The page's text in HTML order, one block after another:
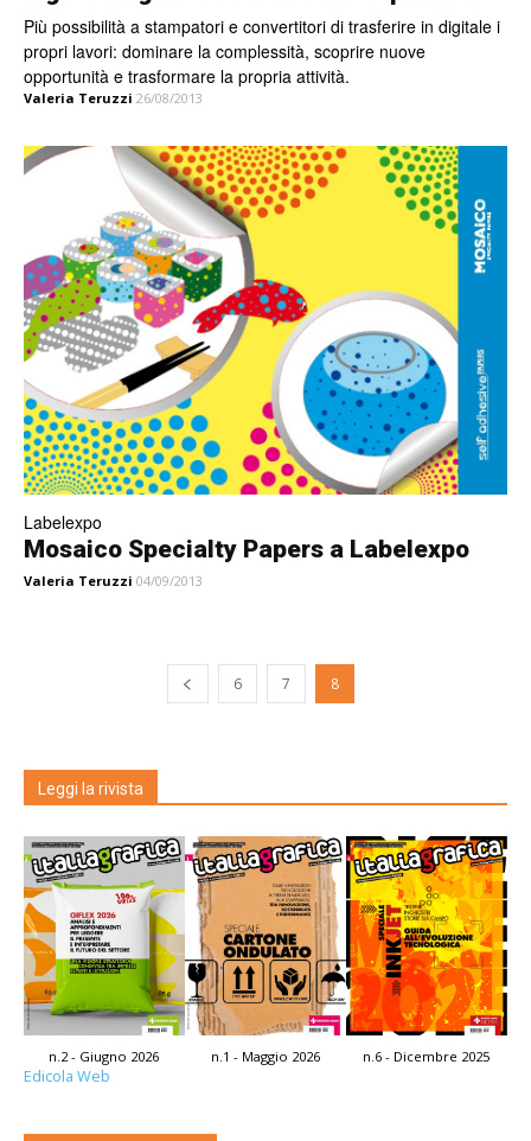
Più possibilità a stampatori e convertitori di trasferire in digitale i
propri lavori: dominare la complessità, scoprire nuove
opportunità e trasformare la propria attività.
Valeria Teruzzi 26/08/2013
Labelexpo
Mosaico Specialty Papers a Labelexpo
Valeria Teruzzi 04/09/2013
6 7 8
Leggi la rivista
n.2 - Giugno 2026 n.1 - Maggio 2026 n.6 - Dicembre 2025
Edicola Web